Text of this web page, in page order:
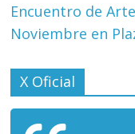
Encuentro de
Noviembre en
X Oficial